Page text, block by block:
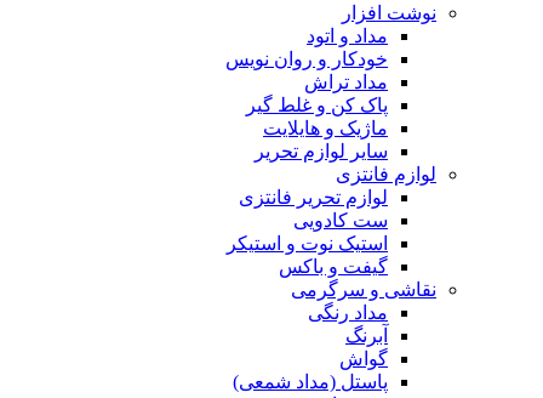
نوشت افزار
مداد و اتود
خودکار و روان نویس
مداد تراش
پاک کن و غلط گیر
ماژیک و هایلایت
سایر لوازم تحریر
لوازم فانتزی
لوازم تحریر فانتزی
ست کادویی
استیک نوت و استیکر
گیفت و باکس
نقاشی و سرگرمی
مداد رنگی
آبرنگ
گواش
پاستل (مداد شمعی)